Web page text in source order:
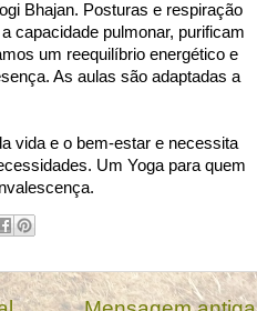
Bhajan. Posturas e respiração
capacidade pulmonar, purificam
um reequilíbrio energético e
As aulas são adaptadas a
vida e o bem-estar e necessita
Um Yoga para quem